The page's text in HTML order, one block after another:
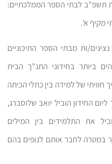
תשפ"ב לבתי הספר הממלכתיים:
מקיף א'.
ות, נציגים/ות מבתי הספר התיכוניים
ביותר בחידוני התנ"ך הבית
חוויתי של למידה בין כתלי הכיתה
החידון הוביל יואב שלוסברג,
את התלמידים בין המילים
במטרה לחבר אותם לנופים בהם